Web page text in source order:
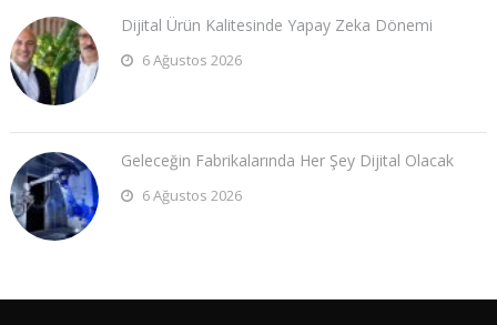
Dijital Ürün Kalitesinde Yapay Zeka Dönemi
6 Ağustos 2026
Geleceğin Fabrikalarında Her Şey Dijital Olacak
6 Ağustos 2026